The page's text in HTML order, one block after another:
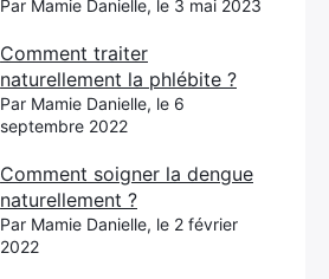
Par Mamie Danielle, le 3 mai 2023
Comment traiter
naturellement la phlébite ?
Par Mamie Danielle, le 6
septembre 2022
Comment soigner la dengue
naturellement ?
Par Mamie Danielle, le 2 février
2022